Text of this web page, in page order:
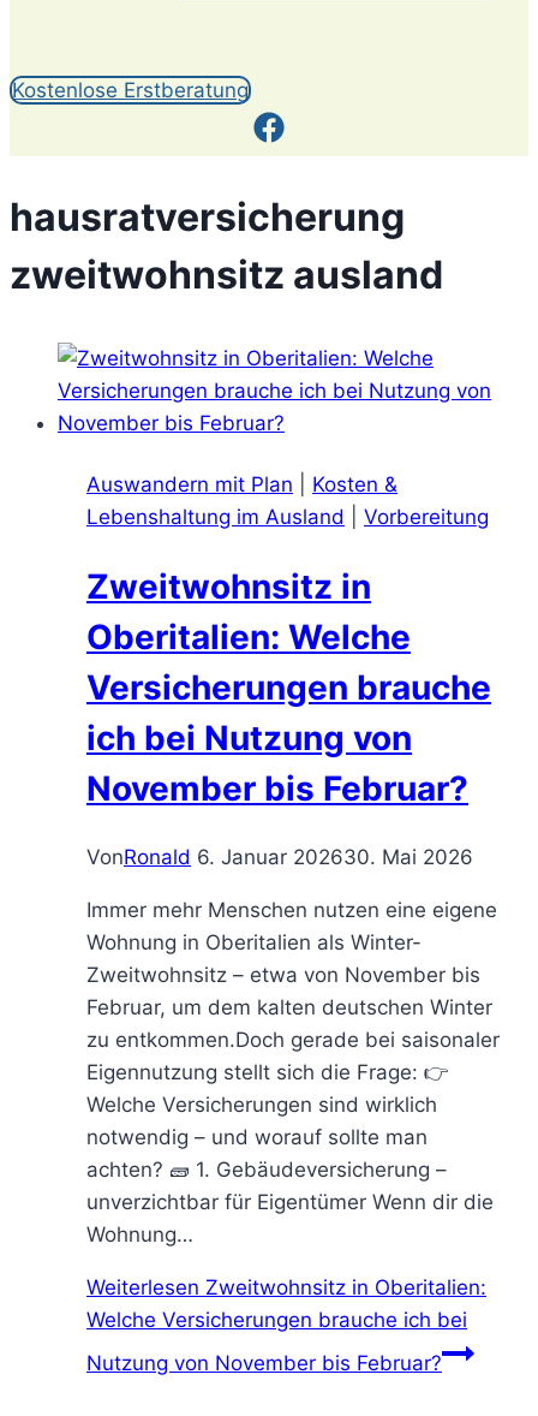
Kostenlose Erstberatung
hausratversicherung
zweitwohnsitz ausland
Auswandern mit Plan
Kosten &
Lebenshaltung im Ausland
Vorbereitung
Zweitwohnsitz in
Oberitalien: Welche
Versicherungen brauche
ich bei Nutzung von
November bis Februar?
VonRonald 6. Januar 202630. Mai 2026
Immer mehr Menschen nutzen eine eigene
Wohnung in Oberitalien als Winter-
Zweitwohnsitz – etwa von November bis
Februar, um dem kalten deutschen Winter
zu entkommen.Doch gerade bei saisonaler
Eigennutzung stellt sich die Frage: 👉
Welche Versicherungen sind wirklich
notwendig – und worauf sollte man
achten? 🧱 1. Gebäudeversicherung –
unverzichtbar für Eigentümer Wenn dir die
Wohnung…
Weiterlesen Zweitwohnsitz in Oberitalien:
Welche Versicherungen brauche ich bei
Nutzung von November bis Februar?